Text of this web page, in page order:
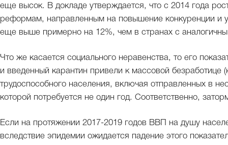
еще высок. В докладе утверждается, что с 2014 года
реформам, направленным на повышение конкуренции и
еще выше примерно на 12%, чем в странах с
Что же касается социального неравенства, то его
и введенный карантин привели к массовой безработице
трудоспособного населения, включая отправленных в
которой потребуется не один год. Соответственно,
Если на протяжении 2017-2019 годов ВВП на душу
вследствие эпидемии ожидается падение этого